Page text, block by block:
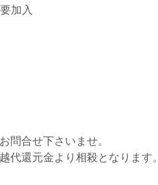
加入
問合せ下さいませ。
代還元金より相殺となります。